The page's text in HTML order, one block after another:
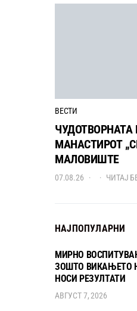
ВЕСТИ
МАНАСТИРОТ
МАЛОВИШТЕ
07.08.26 ЧИТАЈ
НАЈПОПУЛАРНИ
МИРНО
ЗОШТО ВИКАЊЕТО
НОСИ РЕЗУЛТАТИ
АВГУСТ 7, 2026